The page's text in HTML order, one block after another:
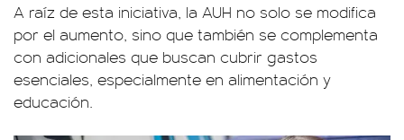
A raíz de esta iniciativa, la AUH no solo se modifica
por el aumento, sino que también se complementa
con adicionales que buscan cubrir gastos
esenciales, especialmente en alimentación y
educación.